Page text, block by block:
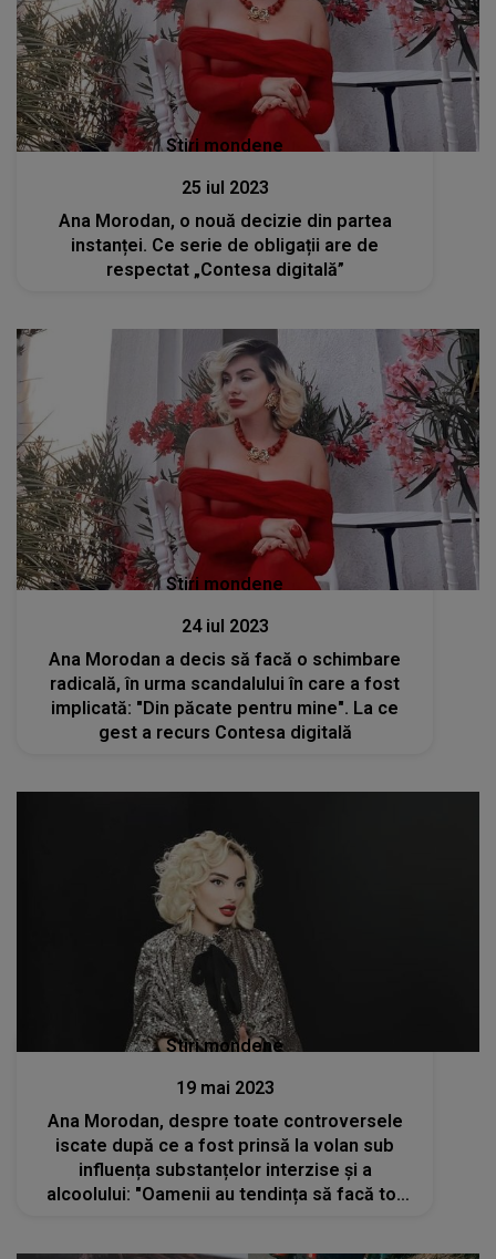
Stiri mondene
25 iul 2023
Ana Morodan, o nouă decizie din partea
instanței. Ce serie de obligații are de
respectat „Contesa digitală”
Stiri mondene
24 iul 2023
Ana Morodan a decis să facă o schimbare
radicală, în urma scandalului în care a fost
implicată: "Din păcate pentru mine". La ce
gest a recurs Contesa digitală
Stiri mondene
19 mai 2023
Ana Morodan, despre toate controversele
iscate după ce a fost prinsă la volan sub
influența substanțelor interzise și a
alcoolului: "Oamenii au tendința să facă tot